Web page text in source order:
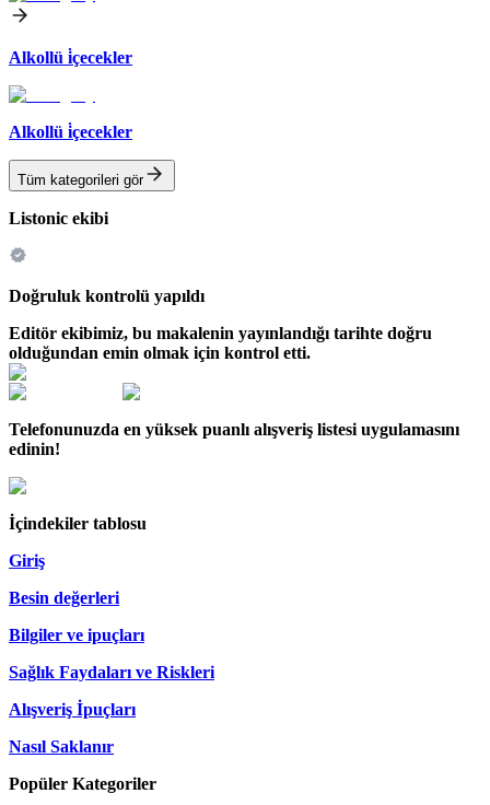
Alkollü i̇çecekler
Alkollü i̇çecekler
Tüm kategorileri gör
Listonic ekibi
Doğruluk kontrolü yapıldı
Editör ekibimiz, bu makalenin yayınlandığı tarihte doğru
olduğundan emin olmak için kontrol etti.
Telefonunuzda en yüksek puanlı alışveriş listesi uygulamasını
edinin!
İçindekiler tablosu
Giriş
Besin değerleri
Bilgiler ve ipuçları
Sağlık Faydaları ve Riskleri
Alışveriş İpuçları
Nasıl Saklanır
Popüler Kategoriler